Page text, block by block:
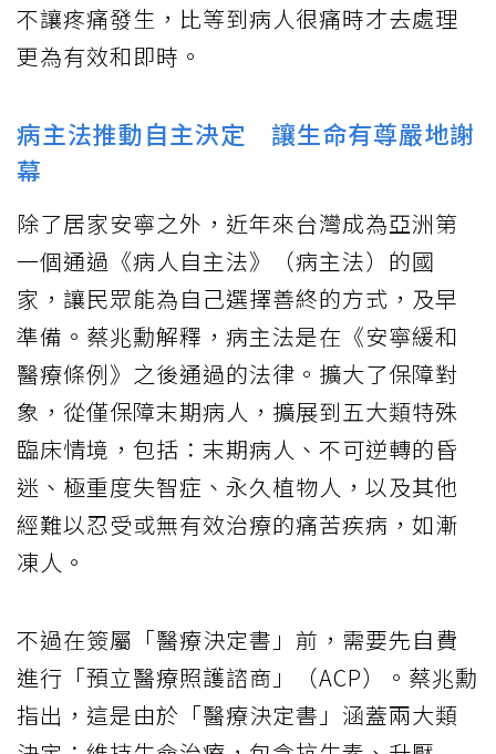
不讓疼痛發生，比等到病人很痛時才去處理
更為有效和即時。
病主法推動自主決定 讓生命有尊嚴地謝
幕
除了居家安寧之外，近年來台灣成為亞洲第
一個通過《病人自主法》（病主法）的國
家，讓民眾能為自己選擇善終的方式，及早
準備。蔡兆勳解釋，病主法是在《安寧緩和
醫療條例》之後通過的法律。擴大了保障對
象，從僅保障末期病人，擴展到五大類特殊
臨床情境，包括：末期病人、不可逆轉的昏
迷、極重度失智症、永久植物人，以及其他
經難以忍受或無有效治療的痛苦疾病，如漸
凍人。
不過在簽屬「醫療決定書」前，需要先自費
進行「預立醫療照護諮商」（ACP）。蔡兆勳
指出，這是由於「醫療決定書」涵蓋兩大類